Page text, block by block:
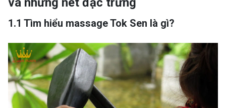
1.1 Tìm hiểu massage Tok Sen là gì?